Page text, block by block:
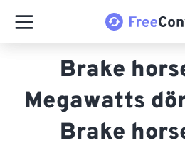
Brake
Megawatts
Brake